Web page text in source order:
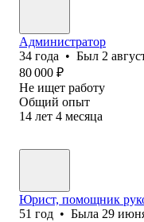
Администратор
34 года • Был 2
80 000 ₽
Не ищет работу
Общий опыт
14 лет 4 месяца
Юрист, помощник
51 год • Была 29